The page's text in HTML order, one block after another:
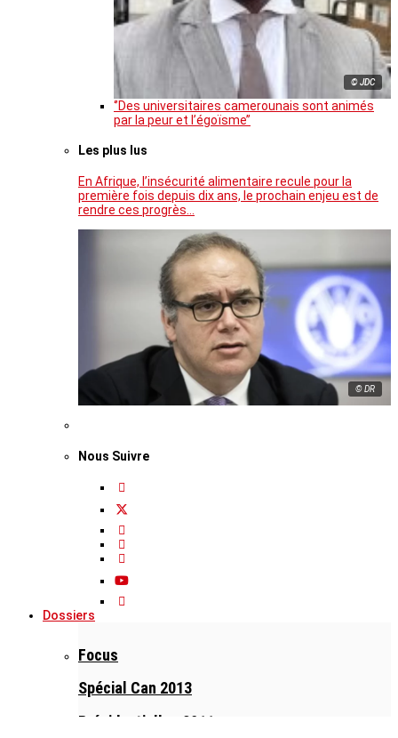
© JDC
‘’Des universitaires camerounais sont animés
par la peur et l’égoïsme’’
Les plus lus
En Afrique, l’insécurité alimentaire recule pour la
première fois depuis dix ans, le prochain enjeu est de
rendre ces progrès…
© DR
Nous Suivre
Dossiers
Focus
Spécial Can 2013
Présidentielles 2011